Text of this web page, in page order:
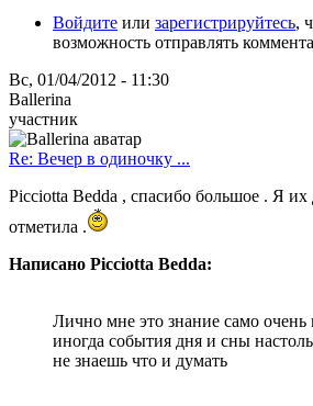
Войдите или зарегистрируйтесь,
возможность отправлять
Вс, 01/04/2012 - 11:30
Ballerina
участник
Re: Вечер в одиночку ...
Picciotta Bedda , спасибо большое . Я их
отметила .
Написано Picciotta Bedda:
Лично мне это знание само очень
иногда события дня и сны
не знаешь что и думать